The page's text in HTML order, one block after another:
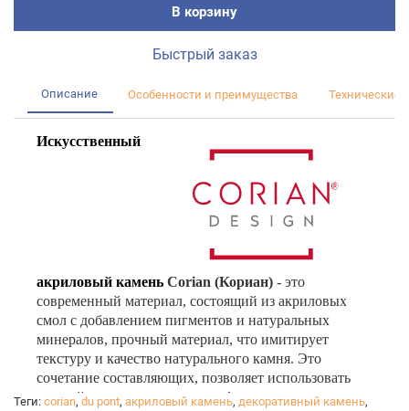
В корзину
Быстрый заказ
Описание Особенности и преимущества Технические
Искусственный
акриловый камень Corian (Кориан) - это
современный материал, состоящий из акриловых
смол с добавлением пигментов и натуральных
минералов, прочный материал, что имитирует
текстуру и качество натурального камня. Это
сочетание составляющих, позволяет использовать
данный материал во многих сферах деятельности.
Теги: corian, du pont, акриловый камень, декоративный камень,